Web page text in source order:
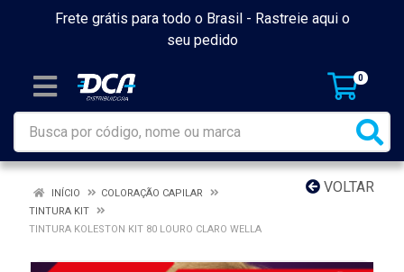
Frete grátis para todo o Brasil - Rastreie aqui o
seu pedido
0
VOLTAR
INÍCIO
COLORAÇÃO CAPILAR
TINTURA KIT
TINTURA KOLESTON KIT 80 LOURO CLARO WELLA